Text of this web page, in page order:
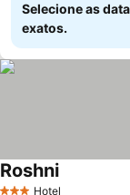
Selecione as
exatos.
Hotel
RoshniVer preços